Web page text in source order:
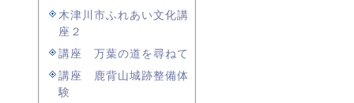
木津川市ふれあい文化講
座２
講座 万葉の道を尋ねて
講座 鹿背山城跡整備体
験